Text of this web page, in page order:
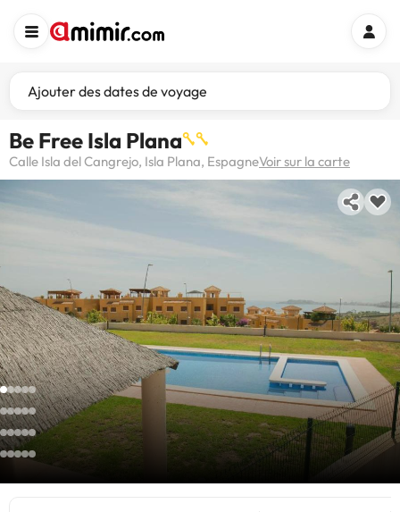
Ajouter des dates de voyage
Be Free Isla Plana
Calle Isla del Cangrejo, Isla Plana, EspagneVoir sur la carte